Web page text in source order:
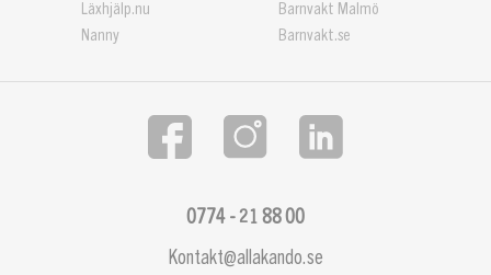
Läxhjälp.nu
Nanny
Barnvakt Malmö
Barnvakt.se
Kontakt@allakando.se
0774 - 21 88 00